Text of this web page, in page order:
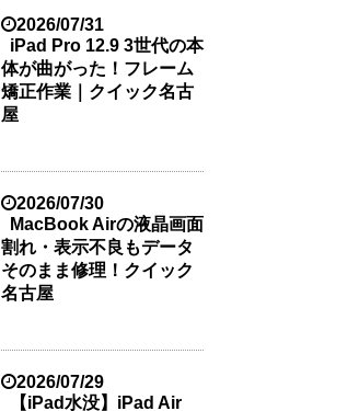
2026/07/31
iPad Pro 12.9 3世代の本
体が曲がった！フレーム
矯正作業｜クイック名古
屋
2026/07/30
MacBook Airの液晶画面
割れ・表示不良もデータ
そのまま修理！クイック
名古屋
2026/07/29
【iPad水没】iPad Air